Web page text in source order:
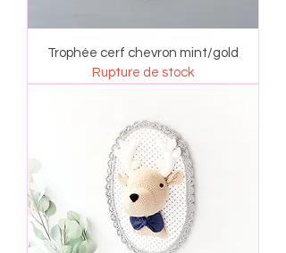
Trophée cerf chevron mint/gold
Rupture de stock